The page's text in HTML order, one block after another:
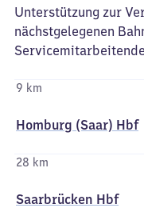
Unterstützung zur
nächstgelegenen
9 km
Homburg (Saar) Hbf
28 km
Saarbrücken Hbf